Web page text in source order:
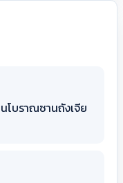
โบราณซานถังเจีย